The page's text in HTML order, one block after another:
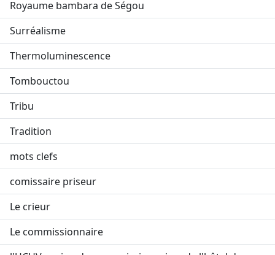
Royaume bambara de Ségou
Surréalisme
Thermoluminescence
Tombouctou
Tribu
Tradition
mots clefs
comissaire priseur
Le crieur
Le commissionnaire